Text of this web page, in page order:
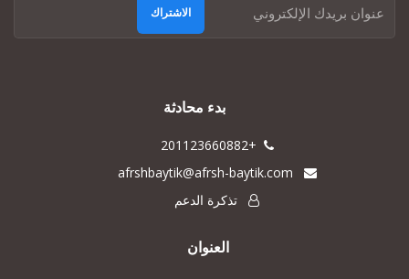
الاشتراك
بدء محادثة
+201123660882
afrshbaytik@afrsh-baytik.com
تذكرة الدعم
العنوان